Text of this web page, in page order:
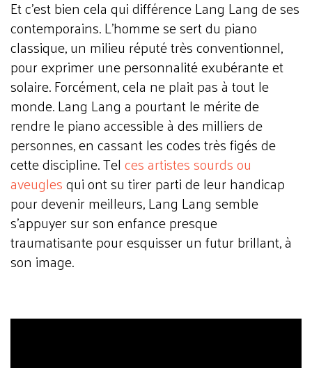
Et c'est bien cela qui différence Lang Lang de ses
contemporains. L'homme se sert du piano
classique, un milieu réputé très conventionnel,
pour exprimer une personnalité exubérante et
solaire. Forcément, cela ne plait pas à tout le
monde. Lang Lang a pourtant le mérite de
rendre le piano accessible à des milliers de
personnes, en cassant les codes très figés de
cette discipline. Telces artistes sourds ou
aveuglesqui ont su tirer parti de leur handicap
pour devenir meilleurs, Lang Lang semble
s'appuyer sur son enfance presque
traumatisante pour esquisser un futur brillant, à
son image.